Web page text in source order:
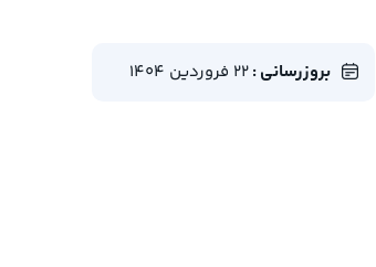
بروزرسانی :22 فروردین 1404